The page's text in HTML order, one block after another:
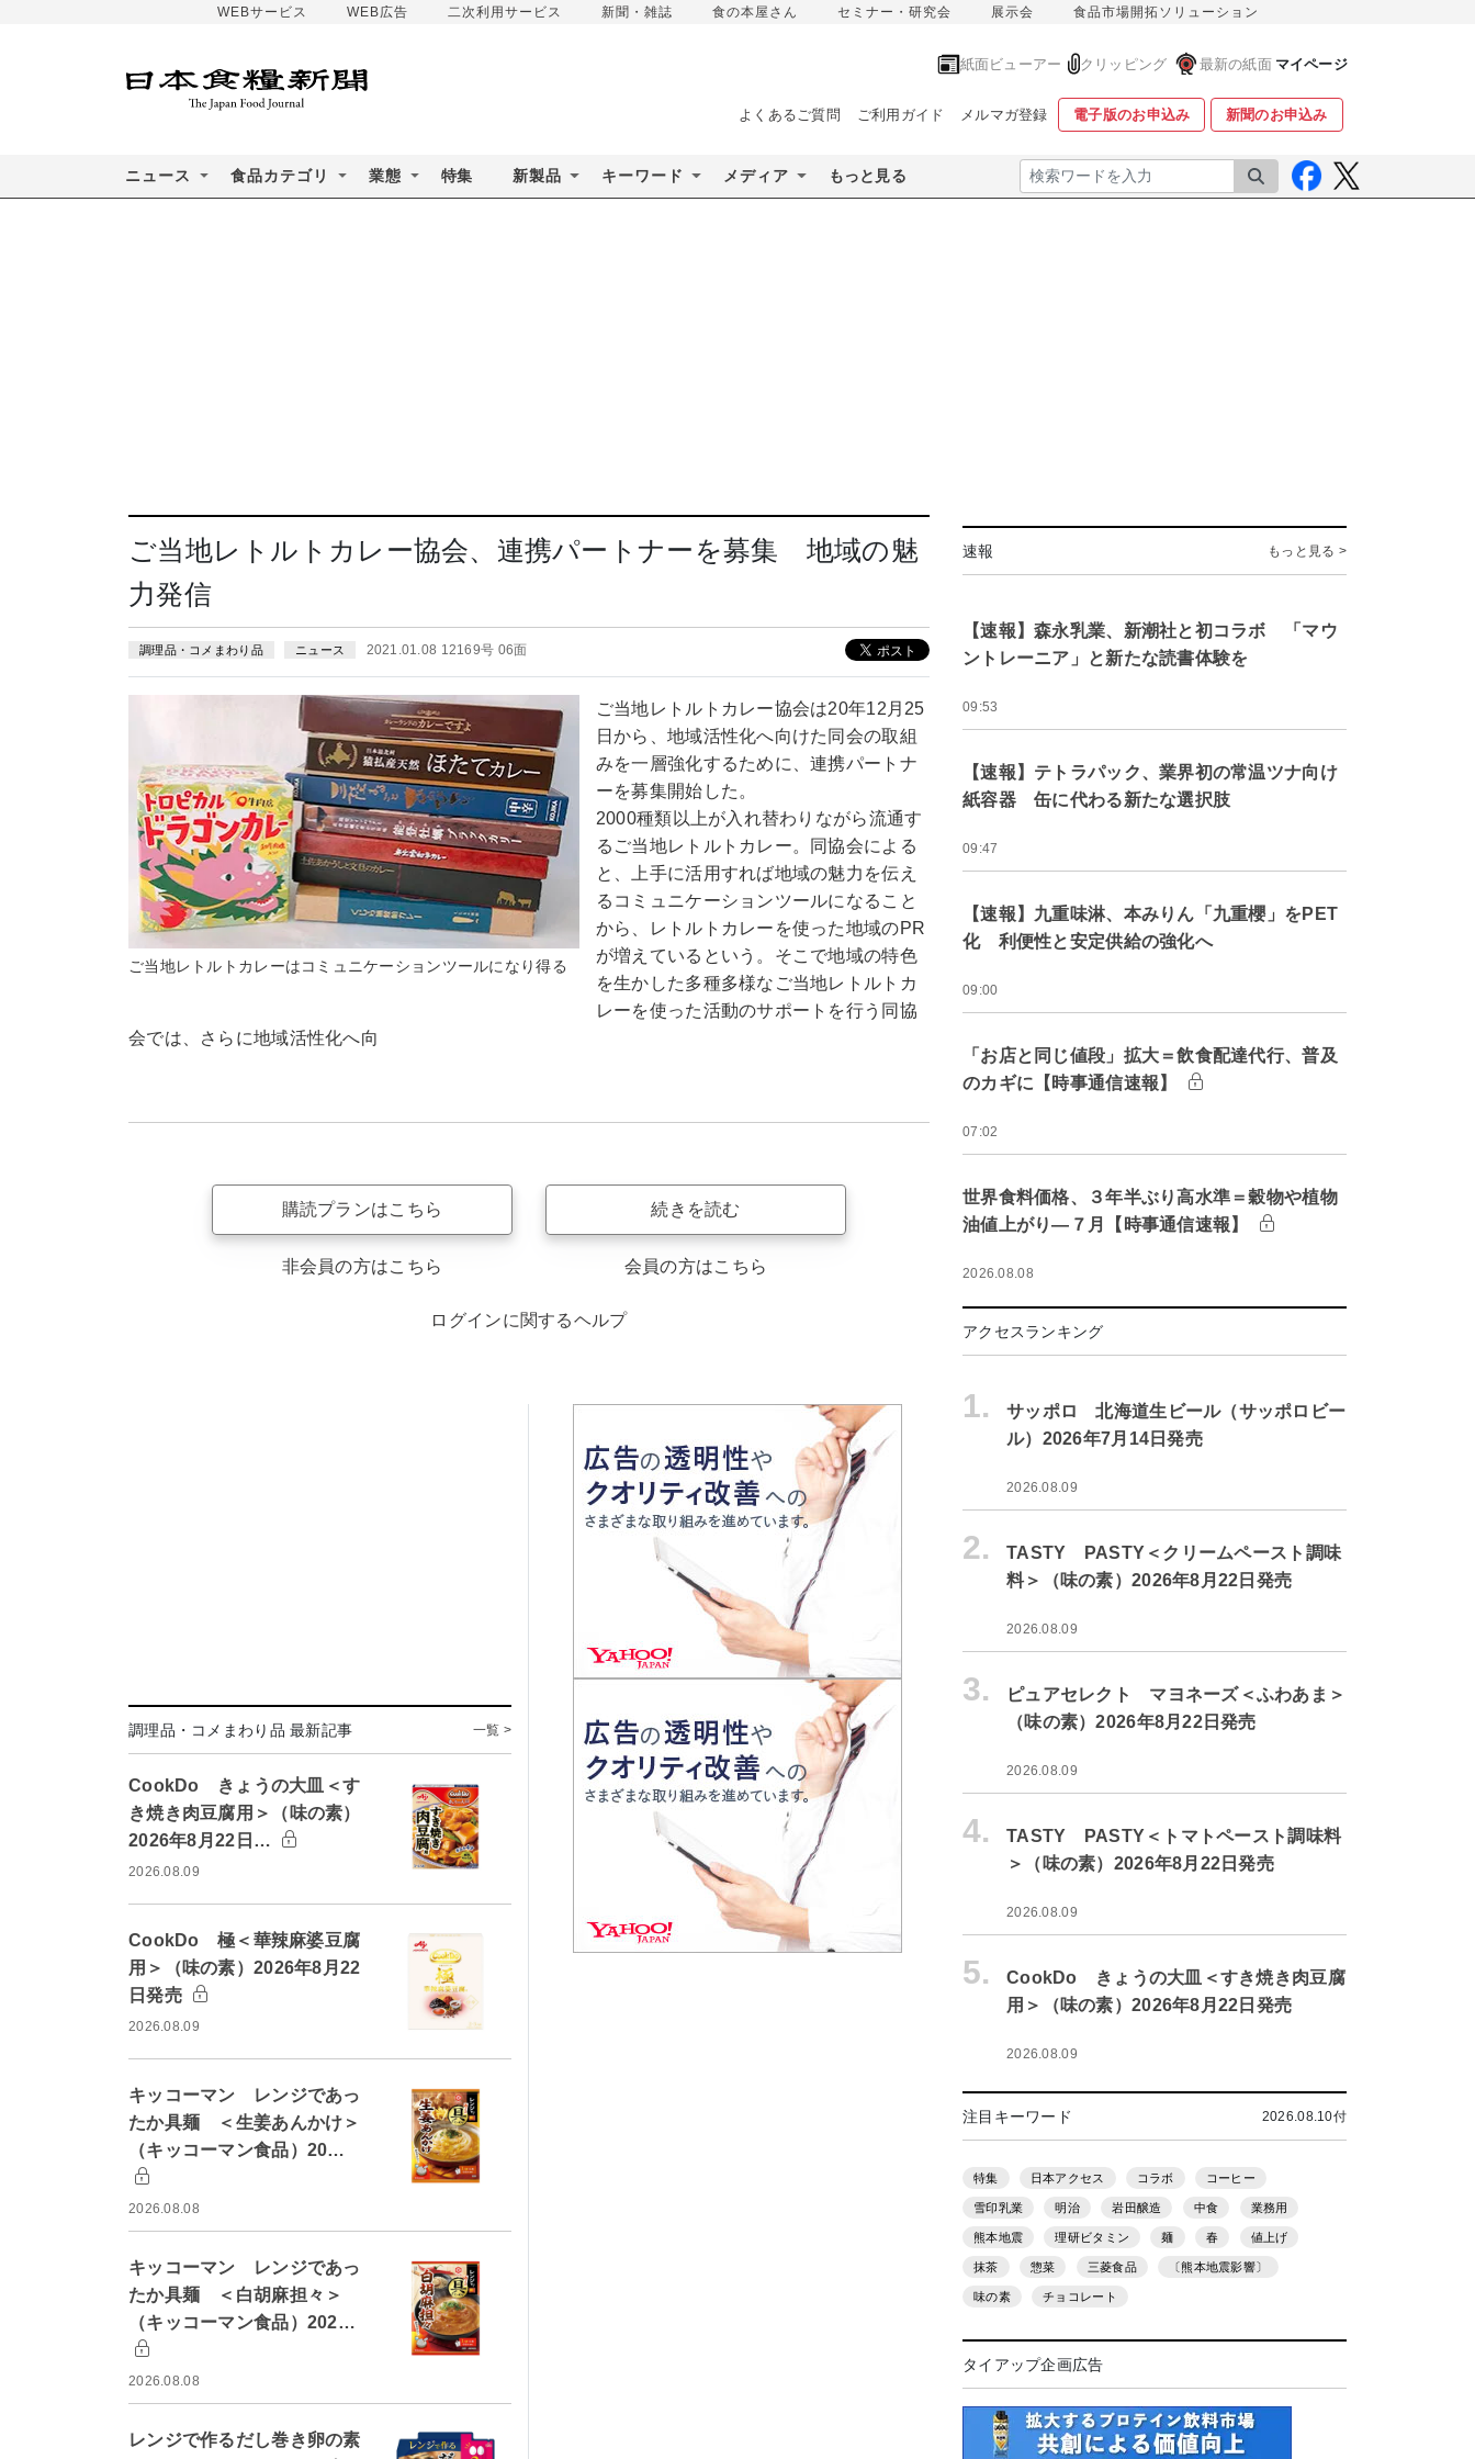
WEBサービス WEB広告 二次利用サービス 新聞・雑誌 食の本屋さん セミナー・研究会 展示会 食品市場開拓ソリューション
紙面ビューアー クリッピング 最新の紙面 マイページ
よくあるご質問 ご利用ガイド メルマガ登録 電子版のお申込み 新聞のお申込み
ニュース 食品カテゴリ 業態 特集 新製品 キーワード メディア もっと見る 検索
ご当地レトルトカレー協会、連携パートナーを募集 地域の魅
力発信
調理品・コメまわり品 ニュース 2021.01.08 12169号 06面
ご当地レトルトカレーはコミュニケーションツールになり得る
ご当地レトルトカレー協会は20年12月25
日から、地域活性化へ向けた同会の取組
みを一層強化するために、連携パートナ
ーを募集開始した。
2000種類以上が入れ替わりながら流通す
るご当地レトルトカレー。同協会による
と、上手に活用すれば地域の魅力を伝え
るコミュニケーションツールになること
から、レトルトカレーを使った地域のPR
が増えているという。そこで地域の特色
を生かした多種多様なご当地レトルトカ
レーを使った活動のサポートを行う同協
会では、さらに地域活性化へ向
購読プランはこちら
非会員の方はこちら
続きを読む
会員の方はこちら
ログインに関するヘルプ
調理品・コメまわり品 最新記事 一覧 >
CookDo きょうの大皿＜す
き焼き肉豆腐用＞（味の素）
2026年8月22日…
2026.08.09
CookDo 極＜華辣麻婆豆腐
用＞（味の素）2026年8月22
日発売
2026.08.09
キッコーマン レンジであっ
たか具麺 ＜生姜あんかけ＞
（キッコーマン食品）20…
2026.08.08
キッコーマン レンジであっ
たか具麺 ＜白胡麻担々＞
（キッコーマン食品）202…
2026.08.08
レンジで作るだし巻き卵の素
速報 もっと見る >
【速報】森永乳業、新潮社と初コラボ 「マウ
ントレーニア」と新たな読書体験を
09:53
【速報】テトラパック、業界初の常温ツナ向け
紙容器 缶に代わる新たな選択肢
09:47
【速報】九重味淋、本みりん「九重櫻」をPET
化 利便性と安定供給の強化へ
09:00
「お店と同じ値段」拡大＝飲食配達代行、普及
のカギに【時事通信速報】
07:02
世界食料価格、３年半ぶり高水準＝穀物や植物
油値上がり―７月【時事通信速報】
2026.08.08
アクセスランキング
1.
サッポロ 北海道生ビール（サッポロビー
ル）2026年7月14日発売
2026.08.09
2.
TASTY PASTY＜クリームペースト調味
料＞（味の素）2026年8月22日発売
2026.08.09
3.
ピュアセレクト マヨネーズ＜ふわあま＞
（味の素）2026年8月22日発売
2026.08.09
4.
TASTY PASTY＜トマトペースト調味料
＞（味の素）2026年8月22日発売
2026.08.09
5.
CookDo きょうの大皿＜すき焼き肉豆腐
用＞（味の素）2026年8月22日発売
2026.08.09
注目キーワード 2026.08.10付
特集 日本アクセス コラボ コーヒー
雪印乳業 明治 岩田醸造 中食 業務用
熊本地震 理研ビタミン 麺 春 値上げ
抹茶 惣菜 三菱食品 〔熊本地震影響〕
味の素 チョコレート
タイアップ企画広告